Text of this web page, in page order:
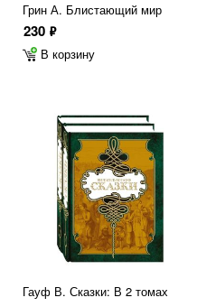
Грин А. Блистающий мир
230 ф
В корзину
Гауф В. Сказки: В 2 томах